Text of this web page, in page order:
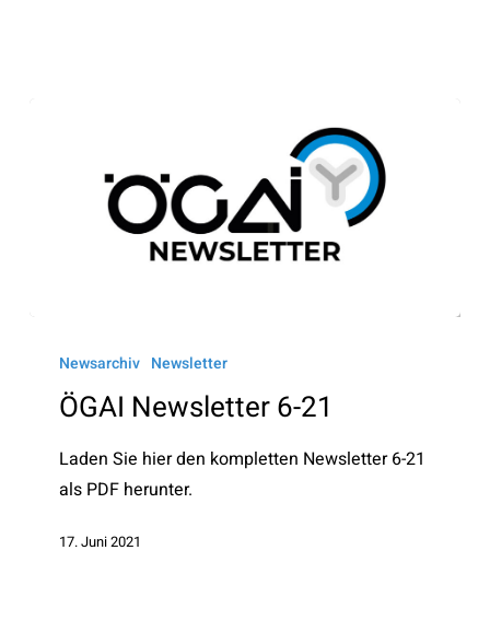
Newsletter
Newsarchiv Newsletter
ÖGAI Newsletter 6-21
Laden Sie hier den kompletten Newsletter 6-21
als PDF herunter.
17. Juni 2021